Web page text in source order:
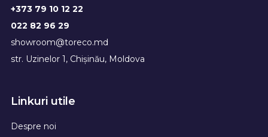
+373 79 10 12 22
022 82 96 29
showroom@toreco.md
str. Uzinelor 1, Chișinău, Moldova
Linkuri utile
Despre noi